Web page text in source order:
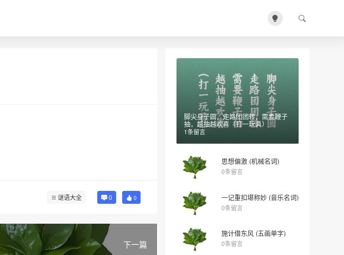
谜语大全 0 0
下一篇
脚尖身子圆，走路团团转，需要鞭子
抽，越抽越欢喜（打一玩具）
1条留言
思想偏激 (机械名词)
0条留言
一记重扣堪称妙 (音乐名词)
0条留言
施计借东风 (五画单字)
0条留言